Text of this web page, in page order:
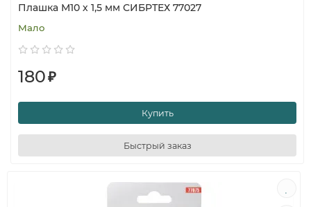
Плашка М10 х 1,5 мм СИБРТЕХ 77027
Мало
180₽
Купить
Быстрый заказ